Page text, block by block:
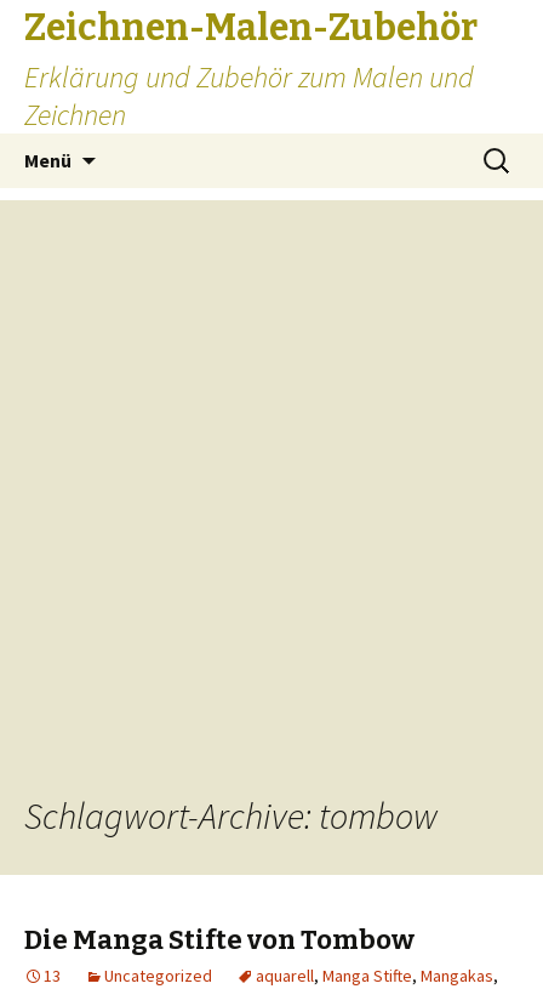
Zeichnen-Malen-Zubehör
Erklärung und Zubehör zum Malen und
Zeichnen
Menü
springen
Suchen
nach:
Schlagwort-Archive: tombow
Die Manga Stifte von Tombow
13 Uncategorized aquarell, Manga Stifte, Mangakas,